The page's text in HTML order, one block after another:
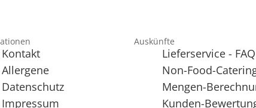
Kontakt
Allergene
Datenschutz
Impressum
Auskünfte
Lieferservice - FAQ
Non-Food-
Mengen-
Kunden-